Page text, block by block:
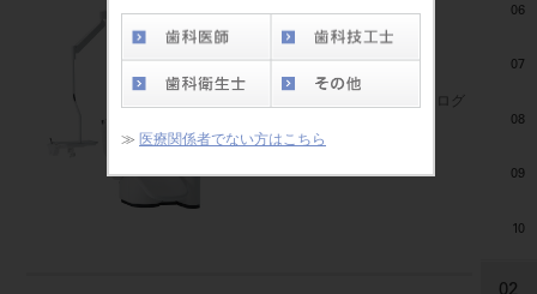
≫ 医療関係者でない方はこちら
スペースライン EX FAT
品目コード：100101600
：価格の確認は『ログ
DO vol.26 掲載ページ
06
07
08
09
10